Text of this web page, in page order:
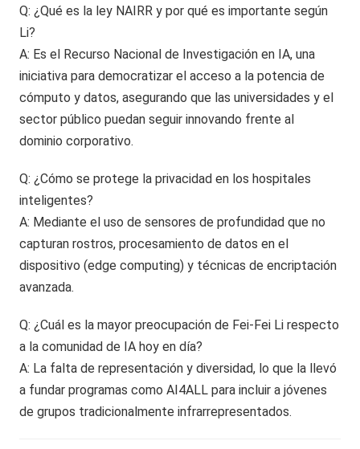
Q: ¿Qué es la ley NAIRR y por qué es importante según
Li?
A: Es el Recurso Nacional de Investigación en IA, una
iniciativa para democratizar el acceso a la potencia de
cómputo y datos, asegurando que las universidades y el
sector público puedan seguir innovando frente al
dominio corporativo.
Q: ¿Cómo se protege la privacidad en los hospitales
inteligentes?
A: Mediante el uso de sensores de profundidad que no
capturan rostros, procesamiento de datos en el
dispositivo (edge computing) y técnicas de encriptación
avanzada.
Q: ¿Cuál es la mayor preocupación de Fei-Fei Li respecto
a la comunidad de IA hoy en día?
A: La falta de representación y diversidad, lo que la llevó
a fundar programas como AI4ALL para incluir a jóvenes
de grupos tradicionalmente infrarrepresentados.